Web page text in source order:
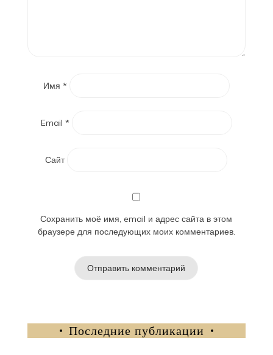
Имя *
Email *
Сайт
Сохранить моё имя, email и адрес сайта в этом
браузере для последующих моих комментариев.
Последние публикации